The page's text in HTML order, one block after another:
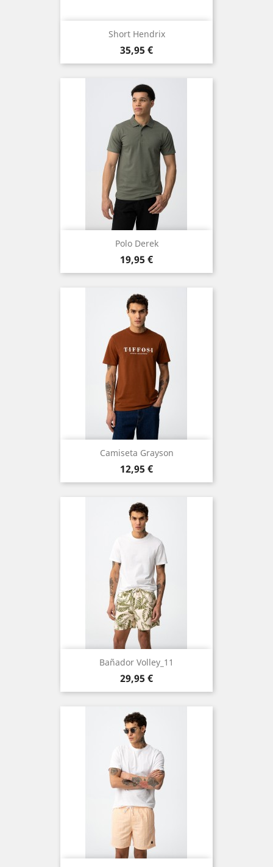
Short Hendrix
Precio
35,95 €
Polo Derek
Precio
19,95 €
Camiseta Grayson
Precio
12,95 €
Bañador Volley_11
Precio
29,95 €